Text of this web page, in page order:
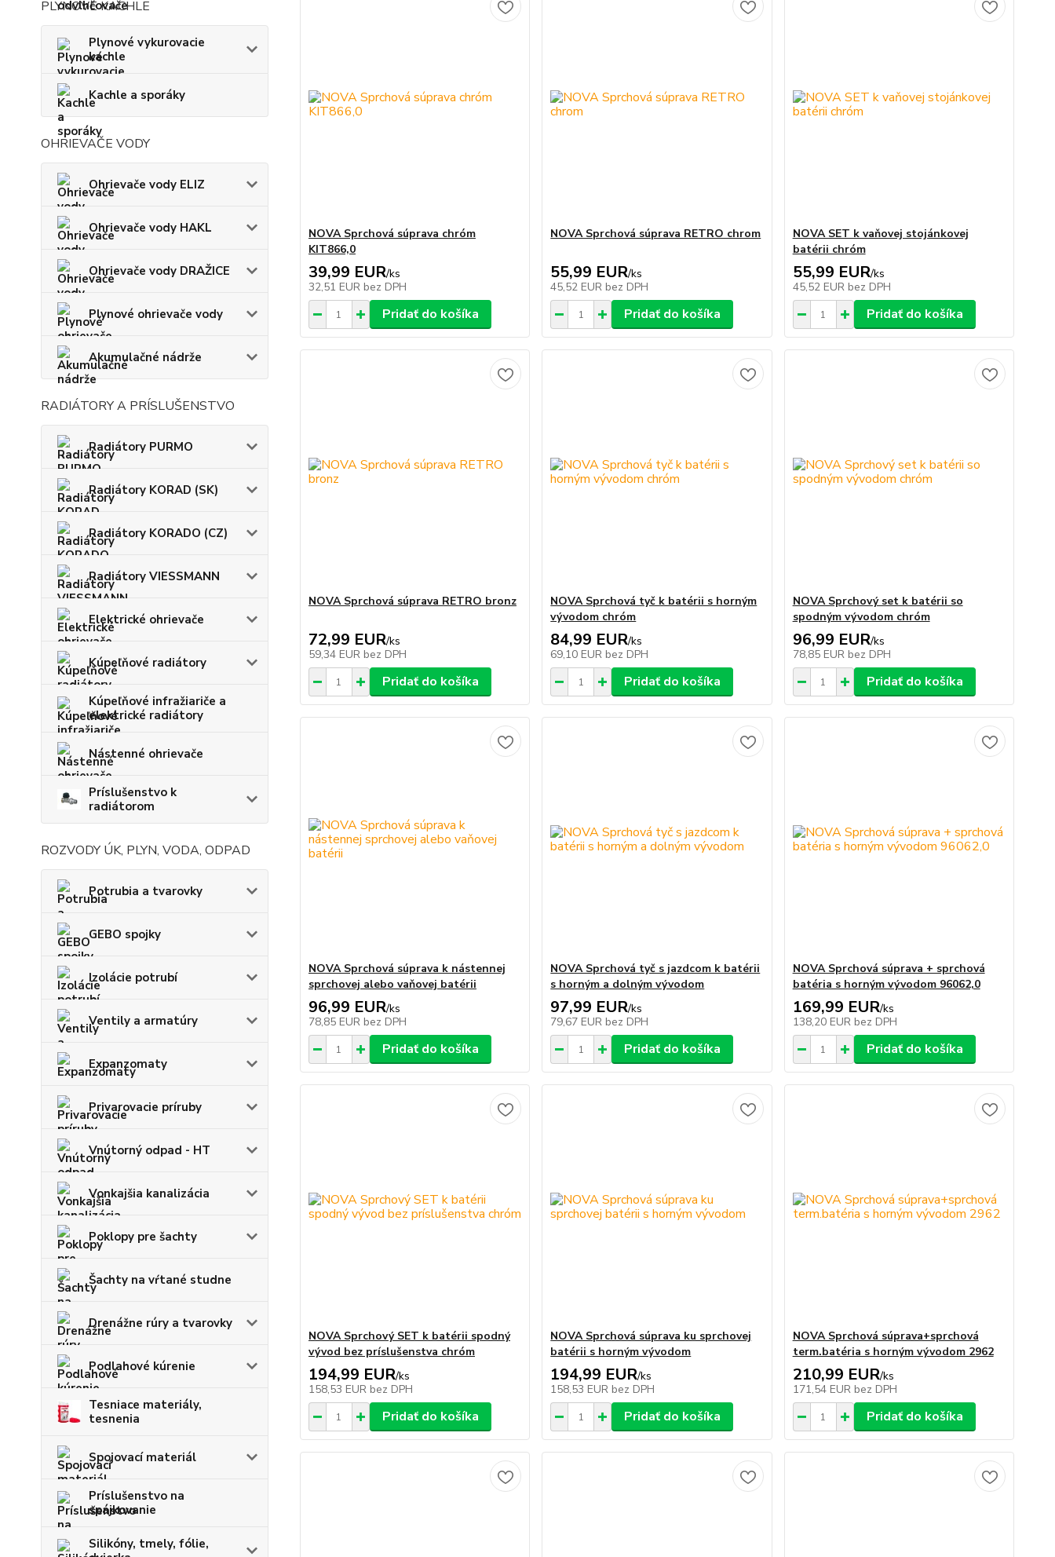
PLYNOVÉ KACHLE
Plynové vykurovacie
kachle
Kachle a sporáky
OHRIEVAČE VODY
Ohrievače vody ELIZ
Ohrievače vody HAKL
Ohrievače vody DRAŽICE
Plynové ohrievače vody
Akumulačné nádrže
RADIÁTORY A PRÍSLUŠENSTVO
Radiátory PURMO
Radiátory KORAD (SK)
Radiátory KORADO (CZ)
Radiátory VIESSMANN
Elektrické ohrievače
Kúpeľňové radiátory
Kúpeľňové infražiariče a
elektrické radiátory
Nástenné ohrievače
Príslušenstvo k
radiátorom
ROZVODY ÚK, PLYN, VODA, ODPAD
Potrubia a tvarovky
GEBO spojky
Izolácie potrubí
Ventily a armatúry
Expanzomaty
Privarovacie príruby
Vnútorný odpad - HT
Vonkajšia kanalizácia
Poklopy pre šachty
Šachty na vŕtané studne
Drenážne rúry a tvarovky
Podlahové kúrenie
Tesniace materiály,
tesnenia
Spojovací materiál
Príslušenstvo na
spájkovanie
Silikóny, tmely, fólie,
NOVA Sprchová súprava chróm
KIT866,0
39,99 EUR/ks
32,51 EUR bez DPH
Pridať do košíka
NOVA Sprchová súprava RETRO chrom
55,99 EUR/ks
45,52 EUR bez DPH
Pridať do košíka
NOVA SET k vaňovej stojánkovej
batérii chróm
55,99 EUR/ks
45,52 EUR bez DPH
Pridať do košíka
NOVA Sprchová súprava RETRO bronz
72,99 EUR/ks
59,34 EUR bez DPH
Pridať do košíka
NOVA Sprchová tyč k batérii s horným
vývodom chróm
84,99 EUR/ks
69,10 EUR bez DPH
Pridať do košíka
NOVA Sprchový set k batérii so
spodným vývodom chróm
96,99 EUR/ks
78,85 EUR bez DPH
Pridať do košíka
NOVA Sprchová súprava k nástennej
sprchovej alebo vaňovej batérii
96,99 EUR/ks
78,85 EUR bez DPH
Pridať do košíka
NOVA Sprchová tyč s jazdcom k batérii
s horným a dolným vývodom
97,99 EUR/ks
79,67 EUR bez DPH
Pridať do košíka
NOVA Sprchová súprava + sprchová
batéria s horným vývodom 96062,0
169,99 EUR/ks
138,20 EUR bez DPH
Pridať do košíka
NOVA Sprchový SET k batérii spodný
vývod bez príslušenstva chróm
194,99 EUR/ks
158,53 EUR bez DPH
Pridať do košíka
NOVA Sprchová súprava ku sprchovej
batérii s horným vývodom
194,99 EUR/ks
158,53 EUR bez DPH
Pridať do košíka
NOVA Sprchová súprava+sprchová
term.batéria s horným vývodom 2962
210,99 EUR/ks
171,54 EUR bez DPH
Pridať do košíka